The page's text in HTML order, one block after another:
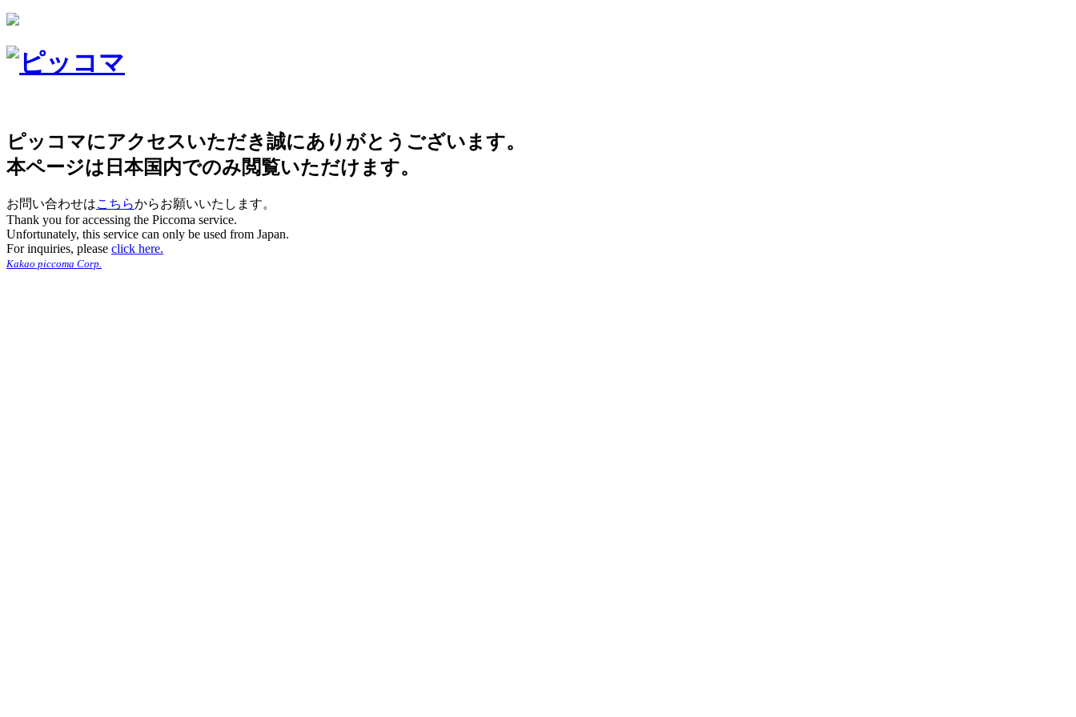
ピッコマにアクセスいただき誠にありがとうございます。
本ページは日本国内でのみ閲覧いただけます。
お問い合わせはこちらからお願いいたします。
Thank you for accessing the Piccoma service.
Unfortunately, this service can only be used from Japan.
For inquiries, please click here.
Kakao piccoma Corp.